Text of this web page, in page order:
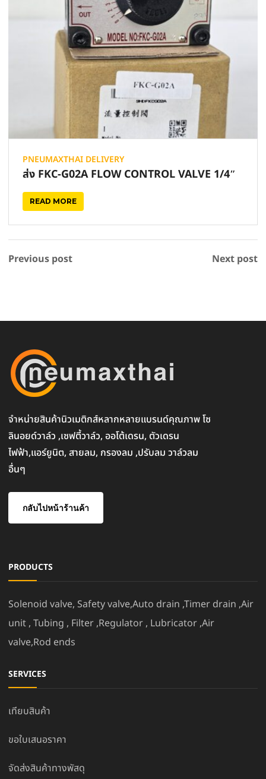
PNEUMAXTHAI DELIVERY
ส่ง FKC-G02A FLOW CONTROL VALVE 1/4″
READ MORE
Previous post Next post
จำหน่ายสินค้านิวเมติกส์หลากหลายแบรนด์คุณภาพ โซ
ลินอยด์วาล์ว ,เซฟตี้วาล์ว, ออโต้เดรน, ตัวเดรน
ไฟฟ้า,แอร์ยูนิต, สายลม, กรองลม ,ปรับลม วาล์วลม
อื่นๆ
กลับไปหน้าร้านค้า
PRODUCTS
Solenoid valve, Safety valve,Auto drain ,Timer drain ,Air
unit , Tubing , Filter ,Regulator , Lubricator ,Air
valve,Rod ends
SERVICES
เทียบสินค้า
ขอใบเสนอราคา
จัดส่งสินค้าทางพัสดุ